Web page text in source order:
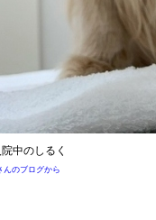
中のしるく
んのブログから